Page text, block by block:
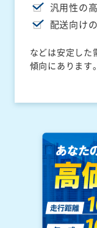
汎用性の
配送向け
などは安定した
傾向にあります。